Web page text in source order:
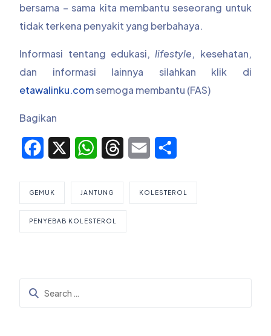
bersama – sama kita membantu seseorang untuk
tidak terkena penyakit yang berbahaya.
Informasi tentang edukasi,lifestyle, kesehatan,
dan informasi lainnya silahkan klik di
etawalinku.comsemoga membantu (FAS)
Bagikan
Facebook WhatsAppThreadsEmail
GEMUK JANTUNG KOLESTEROL
PENYEBAB KOLESTEROL